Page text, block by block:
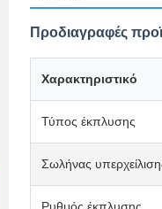
Προδιαγραφές
Χαρακτηριστικό
Τύπος έκπλυσης
Σωλήνας